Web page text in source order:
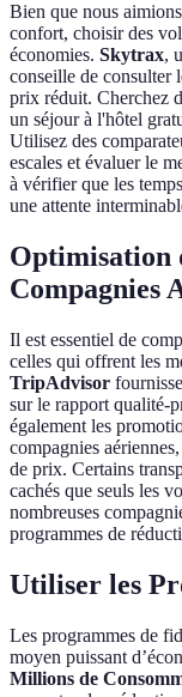
Bien que nous
confort, choisir des
économies. Skytrax,
conseille de consulter
prix réduit. Cherchez
un séjour à l'hôtel
Utilisez des
escales et évaluer le
à vérifier que les
une attente
Optimisation
Compagnies
Il est essentiel de
celles qui offrent les
TripAdvisor
sur le rapport qualité-
également les
compagnies
de prix. Certains
cachés que seuls les
nombreuses
programmes de
Utiliser les
Les programmes de
moyen puissant
Millions de